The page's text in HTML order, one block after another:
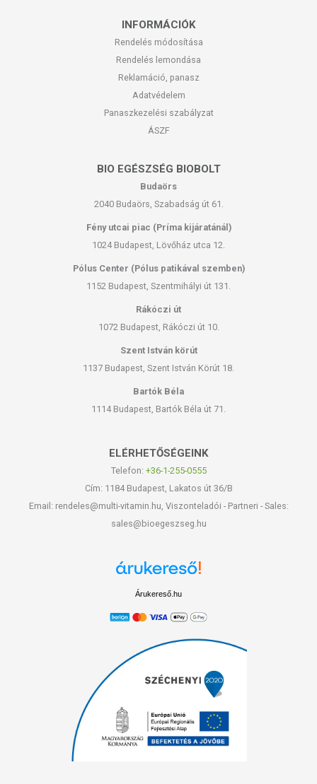
INFORMÁCIÓK
Rendelés módosítása
Rendelés lemondása
Reklamáció, panasz
Adatvédelem
Panaszkezelési szabályzat
ÁSZF
BIO EGÉSZSÉG BIOBOLT
Budaörs
2040 Budaörs, Szabadság út 61.
Fény utcai piac (Príma kijáratánál)
1024 Budapest, Lövőház utca 12.
Pólus Center (Pólus patikával szemben)
1152 Budapest, Szentmihályi út 131.
Rákóczi út
1072 Budapest, Rákóczi út 10.
Szent István körút
1137 Budapest, Szent István Körút 18.
Bartók Béla
1114 Budapest, Bartók Béla út 71.
ELÉRHETŐSÉGEINK
Telefon: +36-1-255-0555
Cím: 1184 Budapest, Lakatos út 36/B
Email: rendeles@multi-vitamin.hu, Viszonteladói - Partneri - Sales:
sales@bioegeszseg.hu
Árukereső.hu